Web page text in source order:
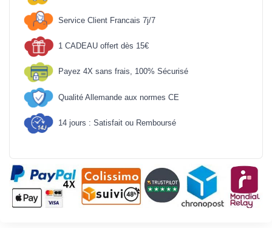
Service Client Francais 7j/7
1 CADEAU offert dès 15€
Payez 4X sans frais, 100% Sécurisé
Qualité Allemande aux normes CE
14 jours : Satisfait ou Remboursé